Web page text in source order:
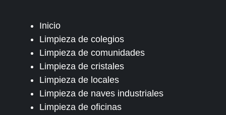
Inicio
Limpieza de colegios
Limpieza de comunidades
Limpieza de cristales
Limpieza de locales
Limpieza de naves industriales
Limpieza de oficinas